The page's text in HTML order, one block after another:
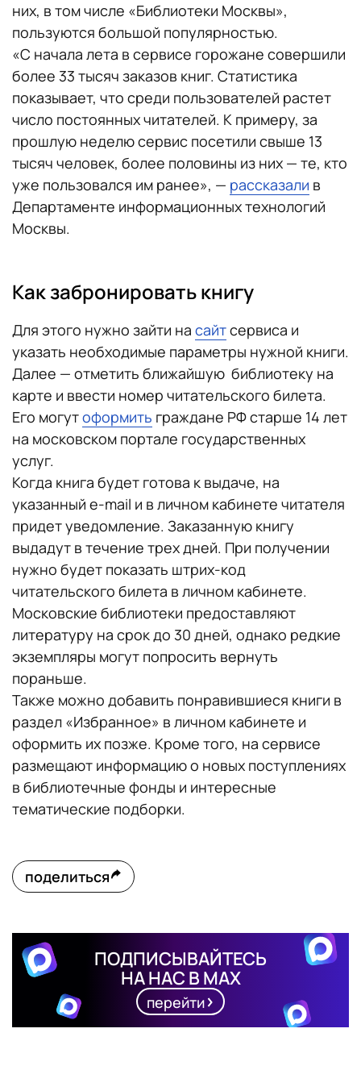
них, в том числе «Библиотеки Москвы»,
пользуются большой популярностью.
«С начала лета в сервисе горожане совершили
более 33 тысяч заказов книг. Статистика
показывает, что среди пользователей растет
число постоянных читателей. К примеру, за
прошлую неделю сервис посетили свыше 13
тысяч человек, более половины из них — те, кто
уже пользовался им ранее», — рассказали в
Департаменте информационных технологий
Москвы.
Как забронировать книгу
Для этого нужно зайти на сайтсервиса и
указать необходимые параметры нужной книги.
Далее — отметить ближайшую библиотеку на
карте и ввести номер читательского билета.
Его могутоформить граждане РФ старше 14 лет
на московском портале государственных
услуг.
Когда книга будет готова к выдаче, на
указанный e-mail и в личном кабинете читателя
придет уведомление. Заказанную книгу
выдадут в течение трех дней. При получении
нужно будет показать штрих-код
читательского билета в личном кабинете.
Московские библиотеки предоставляют
литературу на срок до 30 дней, однако редкие
экземпляры могут попросить вернуть
пораньше.
Также можно добавить понравившиеся книги в
раздел «Избранное» в личном кабинете и
оформить их позже. Кроме того, на сервисе
размещают информацию о новых поступлениях
в библиотечные фонды и интересные
тематические подборки.
поделиться
ПОДПИСЫВАЙТЕСЬ
НА НАС В MAX
перейти